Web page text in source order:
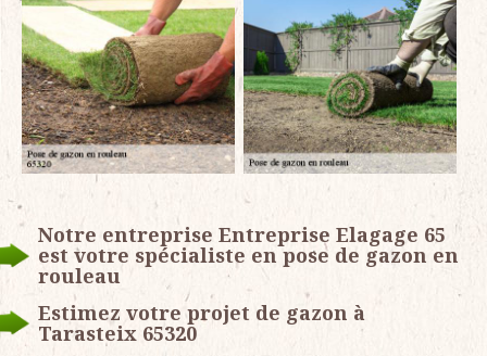
Notre entreprise Entreprise Elagage 65
est votre spécialiste en pose de gazon en
rouleau
Estimez votre projet de gazon à
Tarasteix 65320